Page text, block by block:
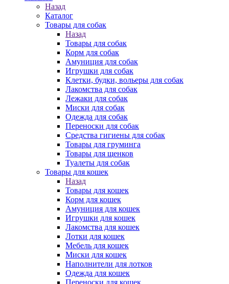
Назад
Каталог
Товары для собак
Назад
Товары для собак
Корм для собак
Амуниция для собак
Игрушки для собак
Клетки, будки, вольеры для собак
Лакомства для собак
Лежаки для собак
Миски для собак
Одежда для собак
Переноски для собак
Средства гигиены для собак
Товары для груминга
Товары для щенков
Туалеты для собак
Товары для кошек
Назад
Товары для кошек
Корм для кошек
Амуниция для кошек
Игрушки для кошек
Лакомства для кошек
Лотки для кошек
Мебель для кошек
Миски для кошек
Наполнители для лотков
Одежда для кошек
Переноски для кошек